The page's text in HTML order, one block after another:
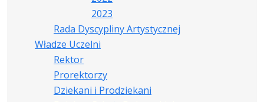
2023
Rada Dyscypliny Artystycznej
Władze Uczelni
Rektor
Prorektorzy
Dziekani i Prodziekani